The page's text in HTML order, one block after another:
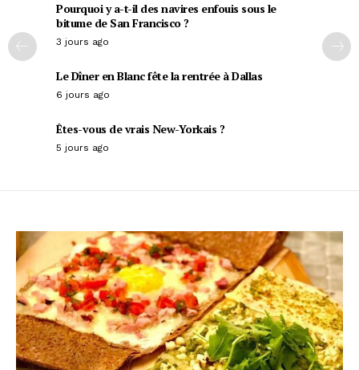
Pourquoi y a-t-il des navires enfouis sous le
bitume de San Francisco ?
3 jours ago
Le Dîner en Blanc fête la rentrée à Dallas
6 jours ago
Êtes-vous de vrais New-Yorkais ?
5 jours ago